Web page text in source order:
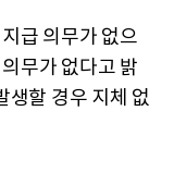
급 의무가 없으
무가 없다고 밝
생할 경우 지체 없